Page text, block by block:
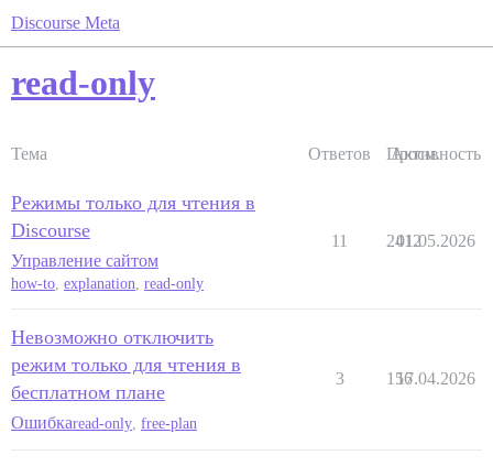
Discourse Meta
read-only
Тема Ответов Просм.
Активность
Режимы только для чтения в
Discourse
Управление сайтом
how-to, explanation, read-only
11 2412
01.05.2026
Невозможно отключить
режим только для чтения в
бесплатном плане
Ошибкаread-only free-plan
3 156
17.04.2026